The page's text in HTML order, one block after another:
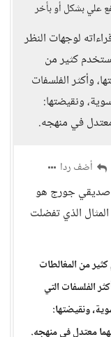
علي بشكل أو بأخر
لوجهات النظر
كثير من
وأكثر الفلسفات
ونقيضتها:
معتدل في منهجه.
أضف ردا
صديقي جورج هو
الذي تفضلت
من المغالطات
الفلسفات التي
ونقيضتها:
معتدل في منهجه.